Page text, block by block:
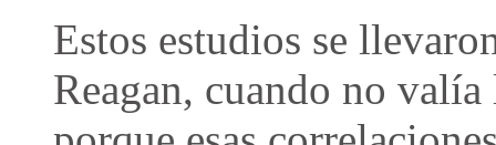
Estos estudios se
Reagan, cuando no